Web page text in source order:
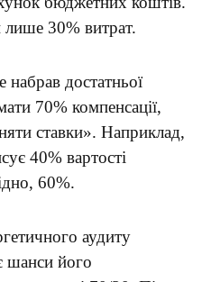
30% витрат.
набрав достатньої
70% компенсації,
ставки». Наприклад,
40% вартості
60%.
аудиту
шанси його